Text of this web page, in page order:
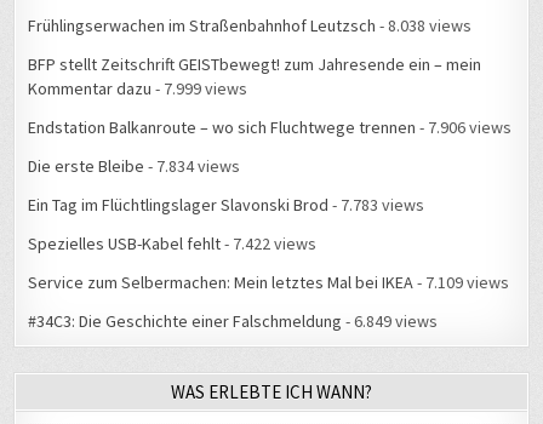
Frühlingserwachen im Straßenbahnhof Leutzsch - 8.038 views
BFP stellt Zeitschrift GEISTbewegt! zum Jahresende ein – mein
Kommentar dazu - 7.999 views
Endstation Balkanroute – wo sich Fluchtwege trennen - 7.906 views
Die erste Bleibe - 7.834 views
Ein Tag im Flüchtlingslager Slavonski Brod - 7.783 views
Spezielles USB-Kabel fehlt- 7.422 views
Service zum Selbermachen: Mein letztes Mal bei IKEA- 7.109 views
#34C3: Die Geschichte einer Falschmeldung - 6.849 views
WAS ERLEBTE ICH WANN?